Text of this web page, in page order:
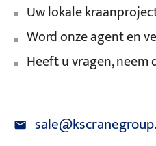
Uw lokale
Word onze agent en
Heeft u vragen, neem